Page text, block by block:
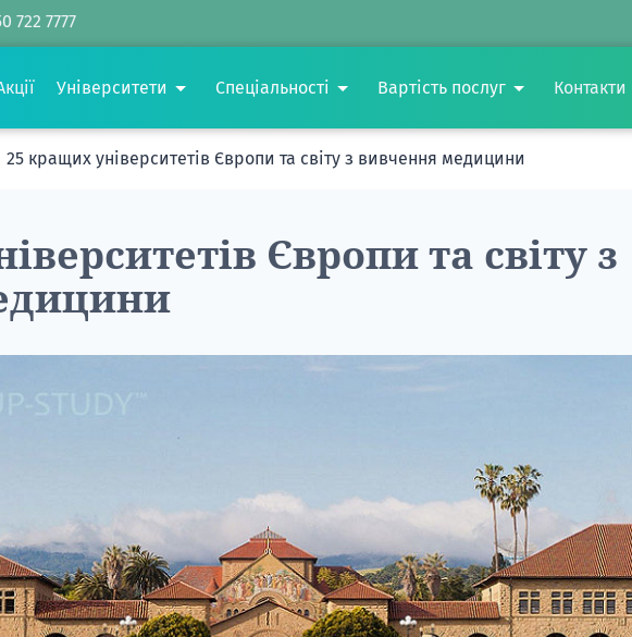
722 7777
Університети Спеціальності Вартість послуг Контакти
25 кращих університетів Європи та світу з вивчення медицини
Європи та світу з